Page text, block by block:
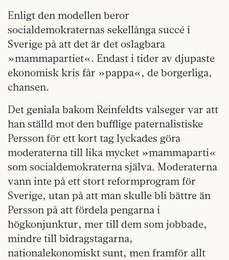
Enligt den modellen beror
socialdemokraternas sekellånga succé i
Sverige på att det är det oslagbara
»mammapartiet«. Endast i tider av djupaste
ekonomisk kris får »pappa«, de borgerliga,
chansen.
Det geniala bakom Reinfeldts valseger var att
han ställd mot den bufflige paternalistiske
Persson för ett kort tag lyckades göra
moderaterna till lika mycket »mammaparti«
som socialdemokraterna själva. Moderaterna
vann inte på ett stort reformprogram för
Sverige, utan på att man skulle bli bättre än
Persson på att fördela pengarna i
högkonjunktur, mer till dem som jobbade,
mindre till bidragstagarna,
nationalekonomiskt sunt, men framför allt